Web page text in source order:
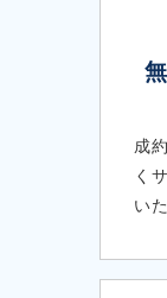
成
く
い